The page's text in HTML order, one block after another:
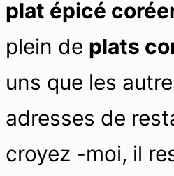
plat épicé
plein de plats
uns que les
adresses de
croyez -moi, il